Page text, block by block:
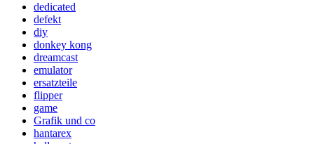
dedicated
defekt
diy
donkey kong
dreamcast
emulator
ersatzteile
flipper
game
Grafik und co
hantarex